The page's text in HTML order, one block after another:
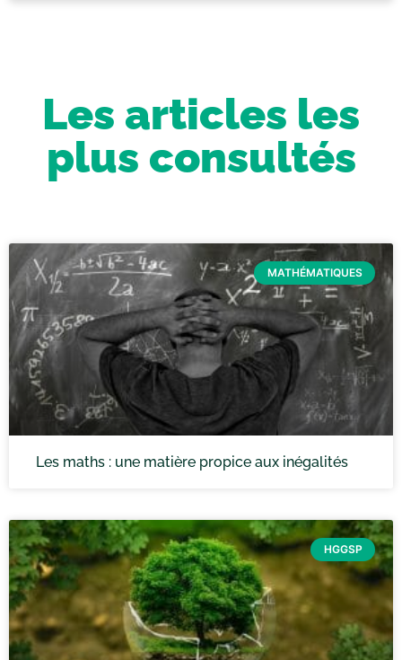
Les articles les
plus consultés
MATHÉMATIQUES
Les maths : une matière propice aux inégalités
HGGSP